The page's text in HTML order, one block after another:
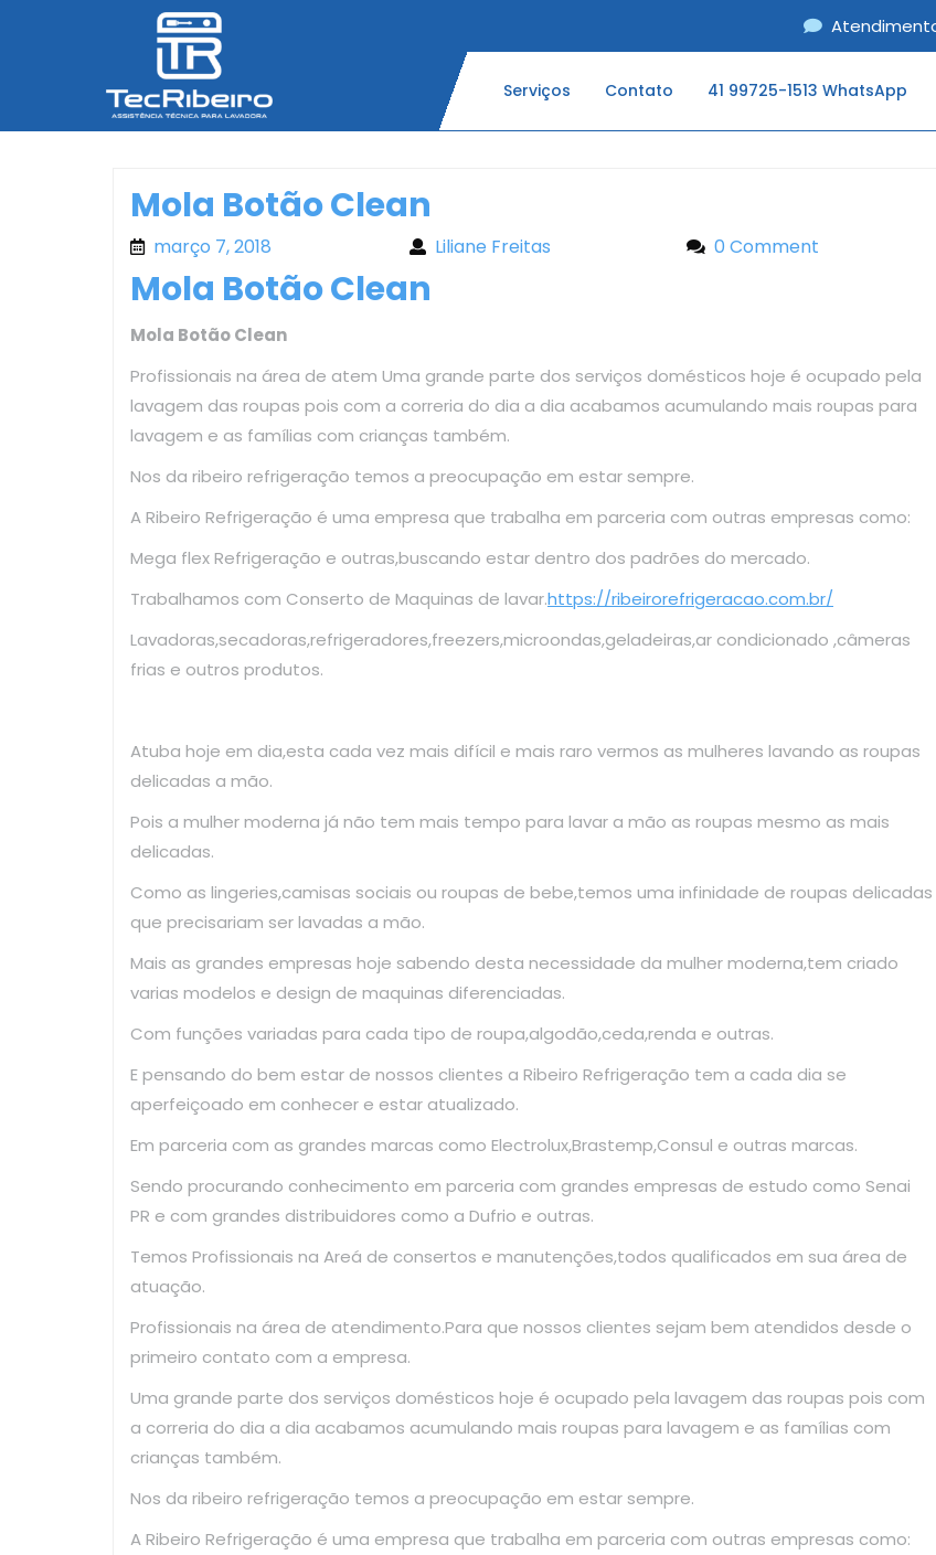
Serviços Contato 41 99725-1513 WhatsApp
Mola Botão Clean
março 7, 2018 Liliane Freitas 0 Comment
Mola Botão Clean
Mola Botão Clean
Profissionais na área de atem Uma grande parte dos serviços domésticos hoje é ocupado pela
lavagem das roupas pois com a correria do dia a dia acabamos acumulando mais roupas para
lavagem e as famílias com crianças também.
Nos da ribeiro refrigeração temos a preocupação em estar sempre.
A Ribeiro Refrigeração é uma empresa que trabalha em parceria com outras empresas como:
Mega flex Refrigeração e outras,buscando estar dentro dos padrões do mercado.
Trabalhamos com Conserto de Maquinas de lavar.https://ribeirorefrigeracao.com.br/
Lavadoras,secadoras,refrigeradores,freezers,microondas,geladeiras,ar condicionado ,câmeras
frias e outros produtos.
Atuba hoje em dia,esta cada vez mais difícil e mais raro vermos as mulheres lavando as roupas
delicadas a mão.
Pois a mulher moderna já não tem mais tempo para lavar a mão as roupas mesmo as mais
delicadas.
Como as lingeries,camisas sociais ou roupas de bebe,temos uma infinidade de roupas delicadas
que precisariam ser lavadas a mão.
Mais as grandes empresas hoje sabendo desta necessidade da mulher moderna,tem criado
varias modelos e design de maquinas diferenciadas.
Com funções variadas para cada tipo de roupa,algodão,ceda,renda e outras.
E pensando do bem estar de nossos clientes a Ribeiro Refrigeração tem a cada dia se
aperfeiçoado em conhecer e estar atualizado.
Em parceria com as grandes marcas como Electrolux,Brastemp,Consul e outras marcas.
Sendo procurando conhecimento em parceria com grandes empresas de estudo como Senai
PR e com grandes distribuidores como a Dufrio e outras.
Temos Profissionais na Areá de consertos e manutenções,todos qualificados em sua área de
atuação.
Profissionais na área de atendimento.Para que nossos clientes sejam bem atendidos desde o
primeiro contato com a empresa.
Uma grande parte dos serviços domésticos hoje é ocupado pela lavagem das roupas pois com
a correria do dia a dia acabamos acumulando mais roupas para lavagem e as famílias com
crianças também.
Nos da ribeiro refrigeração temos a preocupação em estar sempre.
A Ribeiro Refrigeração é uma empresa que trabalha em parceria com outras empresas como: